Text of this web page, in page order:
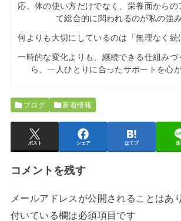
応。体の使い方だけでなく、栄養面からの
て総合的に関われるのが私の強み
何よりも大切にしているのは「無理なく続
一時的な変化よりも、継続できる仕組みづ
ら、一人ひとりに合ったサポートを心
ブログ 新着情報
ポスト シェア はてブ 送
コメントを残す
メールアドレスが公開されることはあ
付いている欄は必須項目です